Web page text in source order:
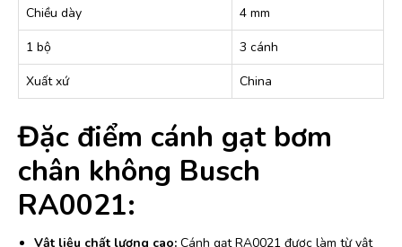
Chiều dày
4 mm
1 bộ
3 cánh
Xuất xứ
China
Đặc điểm cánh gạt bơm
chân không Busch
RA0021:
Vật liệu chất lượng cao: Cánh gạt RA0021 được làm từ vật